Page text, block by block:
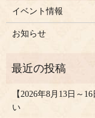
イベント情報
お知らせ
【2026年8月13日～
い